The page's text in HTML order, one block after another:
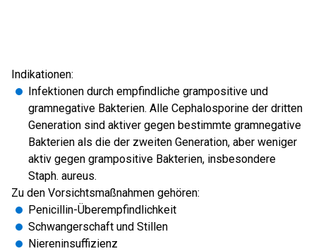
Indikationen:
Infektionen durch empfindliche grampositive und
gramnegative Bakterien. Alle Cephalosporine der dritten
Generation sind aktiver gegen bestimmte gramnegative
Bakterien als die der zweiten Generation, aber weniger
aktiv gegen grampositive Bakterien, insbesondere
Staph. aureus.
Zu den Vorsichtsmaßnahmen gehören:
Penicillin-Überempfindlichkeit
Schwangerschaft und Stillen
Niereninsuffizienz